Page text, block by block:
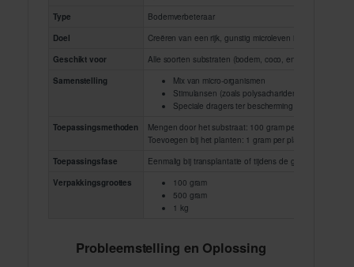
Type
Bodemverbeteraar
Doel
Creëren van een rijk, gunstig microleven in het substraat
Geschikt voor
Alle soorten substraten (bodem, coco, enz.)
Samenstelling
Mix van micro-organismen
Stimulansen (zoals polysachariden)
Speciale dragers ter bescherming en voeding van
Toepassingsmethoden
Mengen door het substraat: 100 gram per 100 liter
Toevoegen bij het planten: 1 gram per plant in het
Toepassingsfase
Eenmalig bij transplantatie of tijdens de groeifase
Verpakkingsgroottes
100 gram
500 gram
1 kg
Probleemstelling en Oplossing